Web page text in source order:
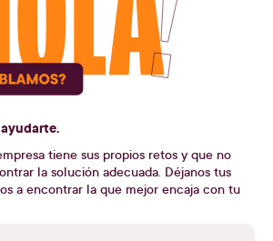
tiene sus propios retos y que no
la solución adecuada. Déjanos tus
a encontrar la que mejor encaja con tu